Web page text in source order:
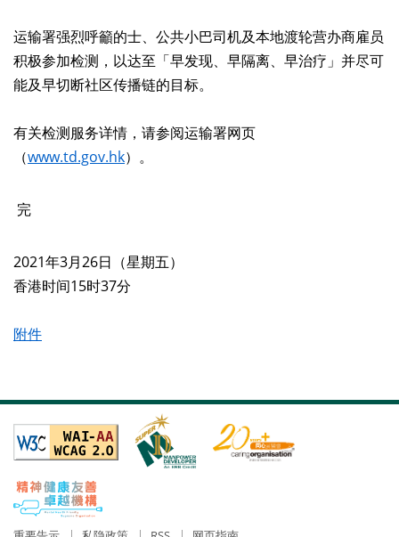
运输署强烈呼籲的士、公共小巴司机及本地渡轮营办商雇员
积极参加检测，以达至「早发现、早隔离、早治疗」并尽可
能及早切断社区传播链的目标。
有关检测服务详情，请参阅运输署网页
（www.td.gov.hk）。
完
2021年3月26日（星期五）
香港时间15时37分
附件